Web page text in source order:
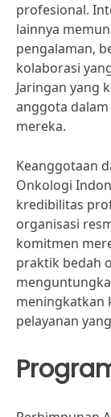
profesional.
lainnya
pengalaman,
kolaborasi
Jaringan yang
anggota
mereka.
Keanggotaan
Onkologi
kredibilitas
organisasi
komitmen
praktik bedah
meningkatkan
pelayanan